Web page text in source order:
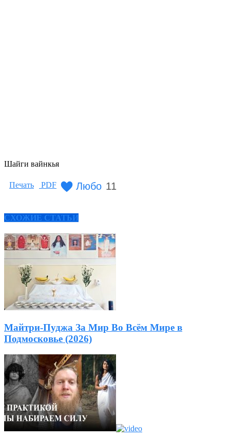
Шайги вайнкья
Печать PDF Любо 11
СХОЖИЕ СТАТЬИ
Майтри-Пуджа За Мир Во Всём Мире в
Подмосковье (2026)